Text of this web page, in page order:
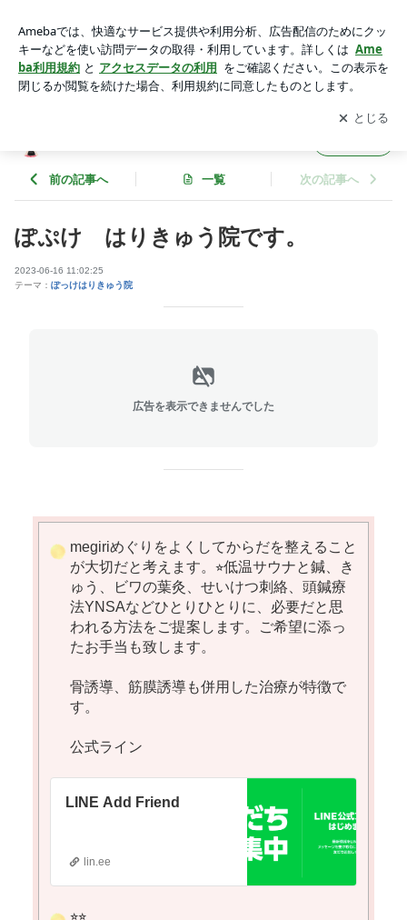
アプリをダウンロードして ブログの更新通知
を受け取りまし
ょう。
開く
前の記事へ 一覧 次の記事へ
ぽぷけ はりきゅう院です。
2023-06-16 11:02:25
テーマ： ぽっけはりきゅう院
広告を表示できませんでした
megiriめぐりをよくしてからだを整えること
が大切だと考えます。⭐︎低温サウナと鍼、き
ゅう、ビワの葉灸、せいけつ刺絡、頭鍼療
法YNSAなどひとりひとりに、必要だと思
われる方法をご提案します。ご希望に添っ
たお手当も致します。
骨誘導、筋膜誘導も併用した治療が特徴で
す。
公式ライン
LINE Add Friend
lin.ee
⭐︎⭐︎